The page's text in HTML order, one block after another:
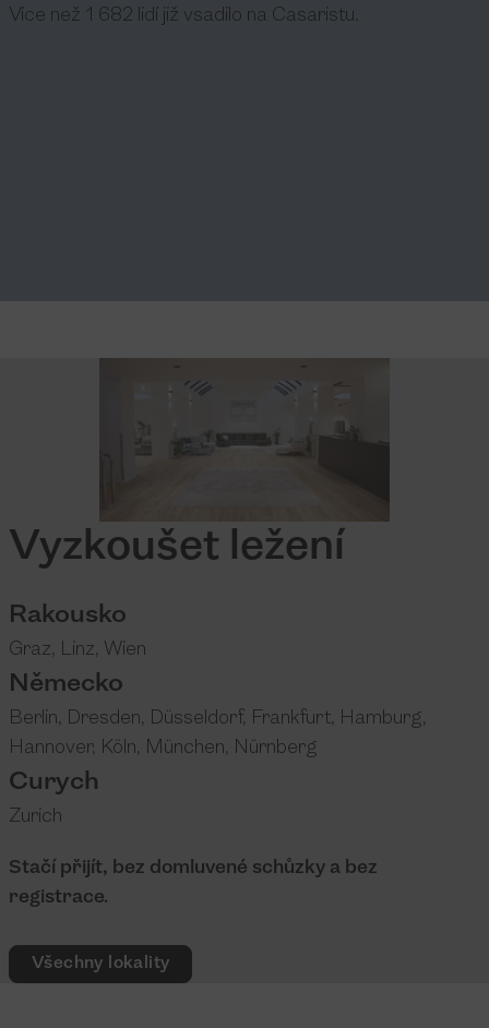
Více než 1 682 lidí již vsadilo na Casaristu.
Vyzkoušet ležení
Rakousko
Graz, Linz, Wien
Německo
Berlin, Dresden, Düsseldorf, Frankfurt, Hamburg,
Hannover, Köln, München, Nürnberg
Curych
Zurich
Stačí přijít, bez domluvené schůzky a bez
registrace.
Všechny lokality